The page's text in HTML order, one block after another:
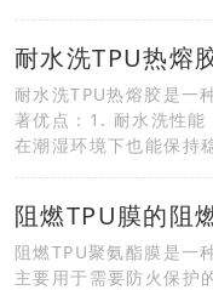
耐水洗TPU热熔
耐水洗TPU热熔胶是一
著优点：1. 耐水洗性能
在潮湿环境下也能保持
阻燃TPU膜的阻
阻燃TPU聚氨酯膜是一
主要用于需要防火保护